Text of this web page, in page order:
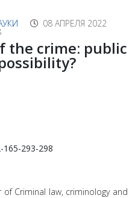
08 АПРЕЛЯ 2022
the crime: public
165-293-298
Criminal law, criminology and